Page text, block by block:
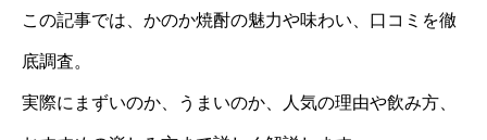
この記事では、かのか焼酎の魅力や味わい、口コミを徹
底調査。
実際にまずいのか、うまいのか、人気の理由や飲み方、